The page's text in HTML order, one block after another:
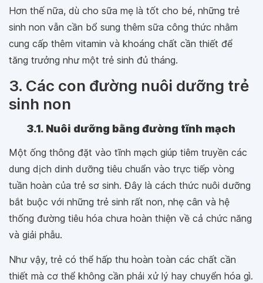
Hơn thế nữa, dù cho sữa mẹ là tốt cho bé, những trẻ
sinh non vẫn cần bổ sung thêm sữa công thức nhằm
cung cấp thêm vitamin và khoáng chất cần thiết để
tăng trưởng như một trẻ sinh đủ tháng.
3. Các con đường nuôi dưỡng trẻ
sinh non
3.1. Nuôi dưỡng bằng đường tĩnh mạch
Một ống thông đặt vào tĩnh mạch giúp tiêm truyền các
dung dịch dinh dưỡng tiêu chuẩn vào trực tiếp vòng
tuần hoàn của trẻ sơ sinh. Đây là cách thức nuôi dưỡng
bắt buộc với những trẻ sinh rất non, nhẹ cân và hệ
thống đường tiêu hóa chưa hoàn thiện về cả chức năng
và giải phẫu.
Như vậy, trẻ có thể hấp thu hoàn toàn các chất cần
thiết mà cơ thể không cần phải xử lý hay chuyển hóa gì.